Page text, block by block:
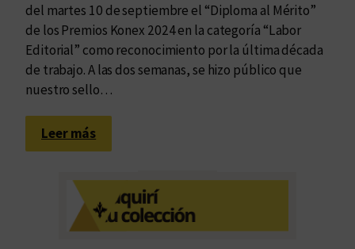
del martes 10 de septiembre el “Diploma al Mérito”
de los Premios Konex 2024 en la categoría “Labor
Editorial” como reconocimiento por la última década
de trabajo. A las dos semanas, se hizo público que
nuestro sello…
Leer más:
E
v
i